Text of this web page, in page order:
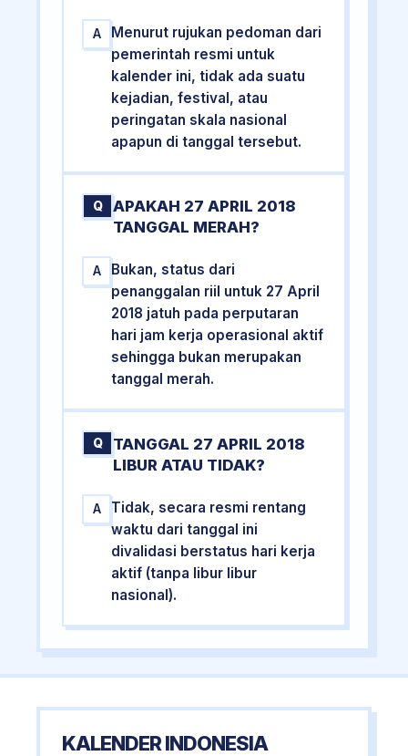
A
Menurut rujukan pedoman dari
pemerintah resmi untuk
kalender ini, tidak ada suatu
kejadian, festival, atau
peringatan skala nasional
apapun di tanggal tersebut.
Q
APAKAH 27 APRIL 2018
TANGGAL MERAH?
A
Bukan, status dari
penanggalan riil untuk 27 April
2018 jatuh pada perputaran
hari jam kerja operasional aktif
sehingga bukan merupakan
tanggal merah.
Q
TANGGAL 27 APRIL 2018
LIBUR ATAU TIDAK?
A
Tidak, secara resmi rentang
waktu dari tanggal ini
divalidasi berstatus hari kerja
aktif (tanpa libur libur
nasional).
KALENDER INDONESIA